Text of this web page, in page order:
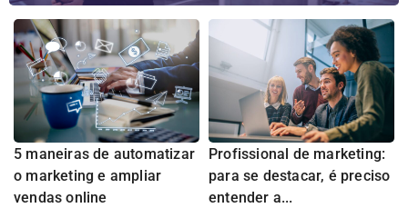
5 maneiras de automatizar
o marketing e ampliar
vendas online
Profissional de marketing:
para se destacar, é preciso
entender a...